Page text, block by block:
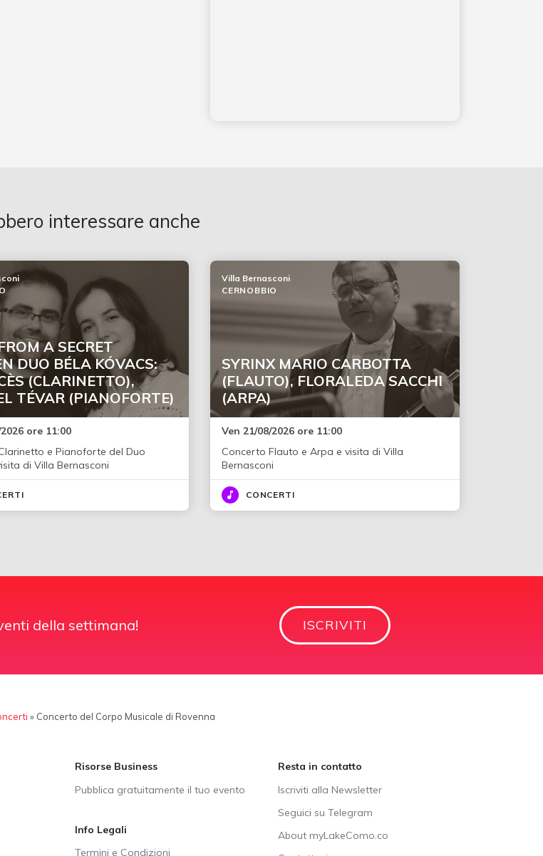
interessare anche
A SECRET
DUO BÉLA KÓVACS:
(CLARINETTO),
TÉVAR (PIANOFORTE)
ore 11:00
e Pianoforte del Duo
di Villa Bernasconi
SYRINX MARIO CARBOTTA
(FLAUTO), FLORALEDA SACCHI
(ARPA)
Villa Bernasconi
CERNOBBIO
Ven 21/08/2026 ore 11:00
Concerto Flauto e Arpa e visita di Villa
Bernasconi
CONCERTI
della settimana! ISCRIVITI
» Concerto del Corpo Musicale di Rovenna
Risorse Business
Pubblica gratuitamente il tuo evento
Info Legali
Termini e Condizioni
Resta in contatto
Iscriviti alla Newsletter
Seguici su Telegram
About myLakeComo.co